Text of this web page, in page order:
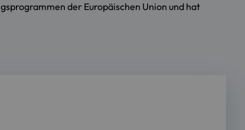
der Europäischen Union und hat